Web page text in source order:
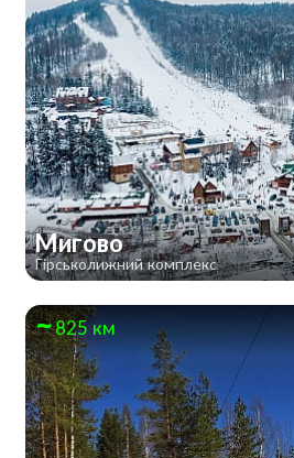
Мигово
Гірськолижний комплекс
825 км